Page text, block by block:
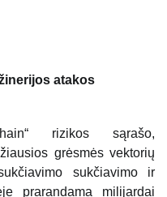
atakos
rizikos sąrašo,
grėsmės vektorių
sukčiavimo ir
prarandama milijardai